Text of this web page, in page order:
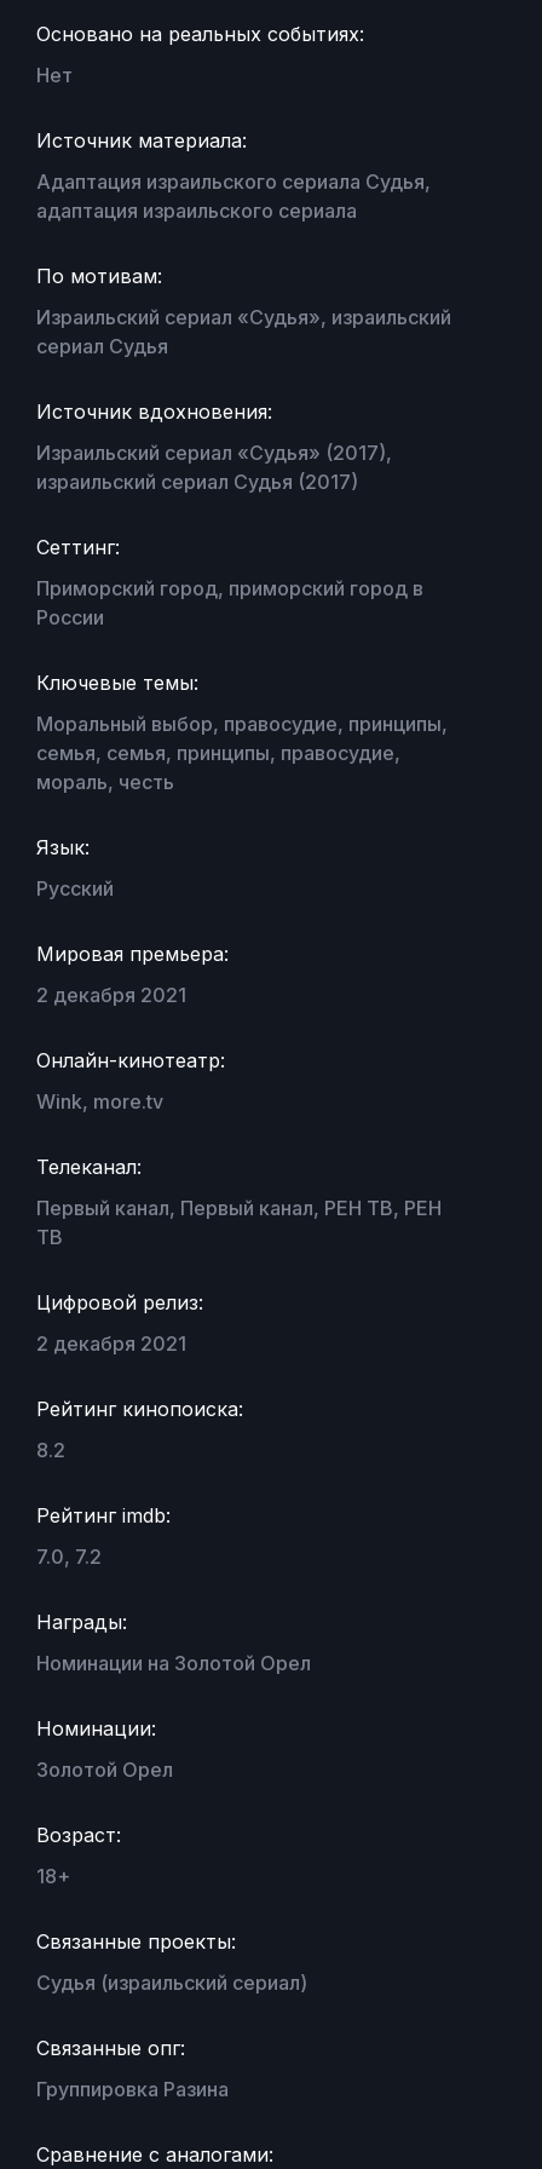
Основано на реальных событиях:
Нет
Источник материала:
Адаптация израильского сериала Судья,
адаптация израильского сериала
По мотивам:
Израильский сериал «Судья», израильский
сериал Судья
Источник вдохновения:
Израильский сериал «Судья» (2017),
израильский сериал Судья (2017)
Сеттинг:
Приморский город, приморский город в
России
Ключевые темы:
Моральный выбор, правосудие, принципы,
семья, семья, принципы, правосудие,
мораль, честь
Язык:
Русский
Мировая премьера:
2 декабря 2021
Онлайн-кинотеатр:
Wink, more.tv
Телеканал:
Первый канал, Первый канал, РЕН ТВ, РЕН
ТВ
Цифровой релиз:
2 декабря 2021
Рейтинг кинопоиска:
8.2
Рейтинг imdb:
7.0, 7.2
Награды:
Номинации на Золотой Орел
Номинации:
Золотой Орел
Возраст:
18+
Связанные проекты:
Судья (израильский сериал)
Связанные опг:
Группировка Разина
Сравнение с аналогами: